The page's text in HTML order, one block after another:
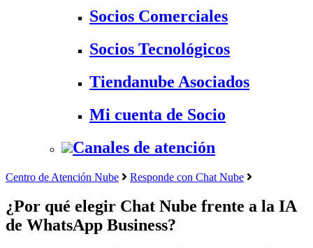
Socios Comerciales
Socios Tecnológicos
Tiendanube Asociados
Mi cuenta de Socio
Canales de atención
Centro de Atención Nube Responde con Chat Nube
¿Por qué elegir Chat Nube frente a la IA
de WhatsApp Business?